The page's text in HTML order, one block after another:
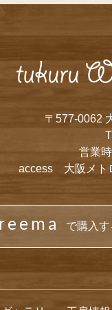
〒577-0062
営業
access 大阪メト
で購入す